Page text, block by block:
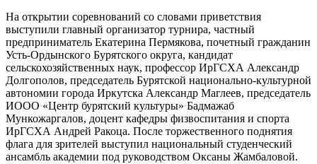
На открытии соревнований со словами приветствия
выступили главный организатор турнира, частный
предприниматель Екатерина Пермякова, почетный гражданин
Усть-Ордынского Бурятского округа, кандидат
сельскохозяйственных наук, профессор ИрГСХА Александр
Долгополов, председатель Бурятской национально-культурной
автономии города Иркутска Александр Маглеев, председатель
ИООО «Центр бурятский культуры» Бадмажаб
Мункожаргалов, доцент кафедры физвоспитания и спорта
ИрГСХА Андрей Ракоца. После торжественного поднятия
флага для зрителей выступил национальный студенческий
ансамбль академии под руководством Оксаны Жамбаловой.